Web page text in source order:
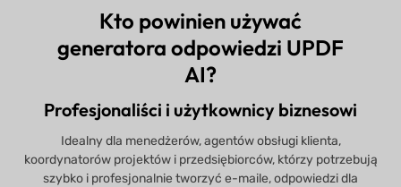
Kto powinien używać
generatora odpowiedzi UPDF
AI?
Profesjonaliści i użytkownicy biznesowi
Idealny dla menedżerów, agentów obsługi klienta,
koordynatorów projektów i przedsiębiorców, którzy potrzebują
szybko i profesjonalnie tworzyć e-maile, odpowiedzi dla